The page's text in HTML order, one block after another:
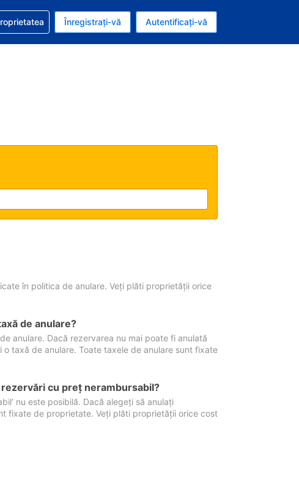
Dolar american
Română
privire la rezervarea dvs.
Înregistrați-vă Autentificați-vă
în politica de anulare. Veți plăti proprietății orice
de anulare?
anulare. Dacă rezervarea nu mai poate fi anulată
taxă de anulare. Toate taxele de anulare sunt fixate
cu preţ nerambursabil?
nu este posibilă. Dacă alegeți să anulați
fixate de proprietate. Veți plăti proprietății orice cost